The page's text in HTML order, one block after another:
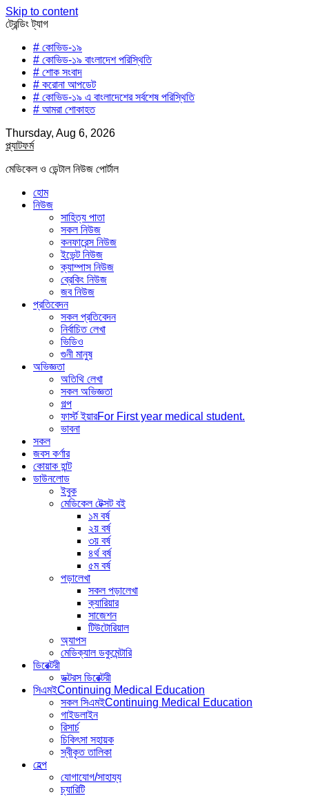
Skip to content
ট্রেন্ডিং ট্যাগ
# কোভিড-১৯
# কোভিড-১৯ বাংলাদেশ পরিস্থিতি
# শোক সংবাদ
# করোনা আপডেট
# কোভিড-১৯ এ বাংলাদেশের সর্বশেষ পরিস্থিতি
# আমরা শোকাহত
Thursday, Aug 6, 2026
প্ল্যাটফর্ম
মেডিকেল ও ডেন্টাল নিউজ পোর্টাল
হোম
নিউজ
সাহিত্য পাতা
সকল নিউজ
কনফারেন্স নিউজ
ইভেন্ট নিউজ
ক্যাম্পাস নিউজ
ব্রেকিং নিউজ
জব নিউজ
প্রতিবেদন
সকল প্রতিবেদন
নির্বাচিত লেখা
ভিডিও
গুনী মানুষ
অভিজ্ঞতা
অতিথি লেখা
সকল অভিজ্ঞতা
গল্প
ফার্স্ট ইয়ারFor First year medical student.
ভাবনা
সকল
জবস কর্ণার
কোয়াক হান্ট
ডাউনলোড
ইবুক
মেডিকেল টেক্সট বই
১ম বর্ষ
২য় বর্ষ
৩য় বর্ষ
৪র্থ বর্ষ
৫ম বর্ষ
পড়ালেখা
সকল পড়ালেখা
ক্যারিয়ার
সাজেশন
টিউটোরিয়াল
অ্যাপস
মেডিক্যাল ডকুমেন্টারি
ডিরেক্টরী
ডক্টরস ডিরেক্টরী
সিএমইContinuing Medical Education
সকল সিএমইContinuing Medical Education
গাইডলাইন
রিসার্চ
চিকিৎসা সহায়ক
স্বীকৃত তালিকা
হেল্প
যোগাযোগ/সাহায্য
চ্যারিটি